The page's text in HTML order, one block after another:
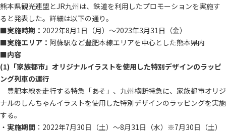
熊本県観光連盟とJR九州は、鉄道を利用したプロモーションを実施す
ると発表した。詳細は以下の通り。
■実施時期： 2022年8月1日（月）～2023年3月31日（金）
■実施エリア： 阿蘇駅など豊肥本線エリアを中心とした熊本県内
■内容
(1)「家族都市」オリジナルイラストを使用した特別デザインのラッピ
ング列車の運行
豊肥本線を走行する特急「あそ」、九州横断特急に、家族都市オリジ
ナルのしんちゃんイラストを使用した特別デザインのラッピングを実施
する。
・ 実施期間 ：2022年7月30日（土）～8月31日（水）※7月30日（土）